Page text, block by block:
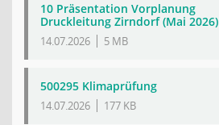
10 Präsentation Vorplanung
Druckleitung Zirndorf (Mai 2026)
14.07.2026 5 MB
500295 Klimaprüfung
14.07.2026 177 KB